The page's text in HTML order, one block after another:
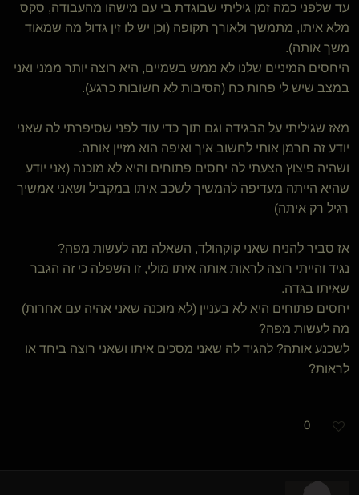
עד שלפני כמה זמן גיליתי שבוגדת בי עם מישהו מהעבודה, סקס
מלא איתו, מתמשך ולאורך תקופה (וכן יש לו זין גדול מה שמאוד
משך אותה).
היחסים המיניים שלנו לא ממש בשמיים, היא רוצה יותר ממני ואני
במצב שיש לי פחות כח (הסיבות לא חשובות כרגע).
מאז שגיליתי על הבגידה וגם תוך כדי עוד לפני שסיפרתי לה שאני
יודע זה חרמן אותי לחשוב איך ואיפה הוא מזיין אותה.
ושהיה פיצוץ הצעתי לה יחסים פתוחים והיא לא מוכנה (אני יודע
שהיא הייתה מעדיפה להמשיך לשכב איתו במקביל ושאני אמשיך
רגיל רק איתה)
אז סביר להניח שאני קוקהולד, השאלה מה לעשות מפה?
נגיד והייתי רוצה לראות אותה איתו מולי, זו השפלה כי זה הגבר
שאיתו בגדה.
יחסים פתוחים היא לא בעניין (לא מוכנה שאני אהיה עם אחרות)
מה לעשות מפה?
לשכנע אותה? להגיד לה שאני מסכים איתו ושאני רוצה ביחד או
לראות?
0